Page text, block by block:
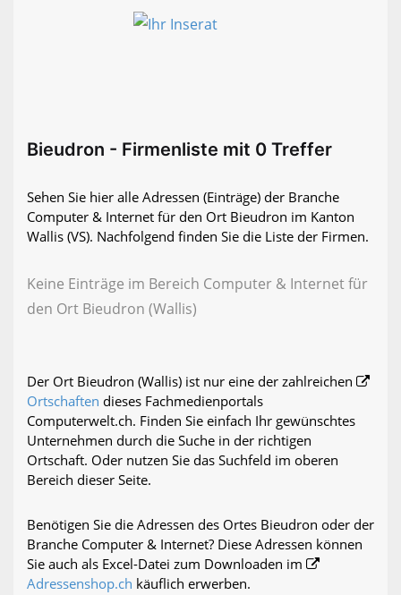
Bieudron - Firmenliste mit 0 Treffer
Sehen Sie hier alle Adressen (Einträge) der Branche
Computer & Internet für den Ort Bieudron im Kanton
Wallis (VS). Nachfolgend finden Sie die Liste der Firmen.
Keine Einträge im Bereich Computer & Internet für
den Ort Bieudron (Wallis)
Der Ort Bieudron (Wallis) ist nur eine der zahlreichen
Ortschaften dieses Fachmedienportals
Computerwelt.ch. Finden Sie einfach Ihr gewünschtes
Unternehmen durch die Suche in der richtigen
Ortschaft. Oder nutzen Sie das Suchfeld im oberen
Bereich dieser Seite.
Benötigen Sie die Adressen des Ortes Bieudron oder der
Branche Computer & Internet? Diese Adressen können
Sie auch als Excel-Datei zum Downloaden im
Adressenshop.ch käuflich erwerben.